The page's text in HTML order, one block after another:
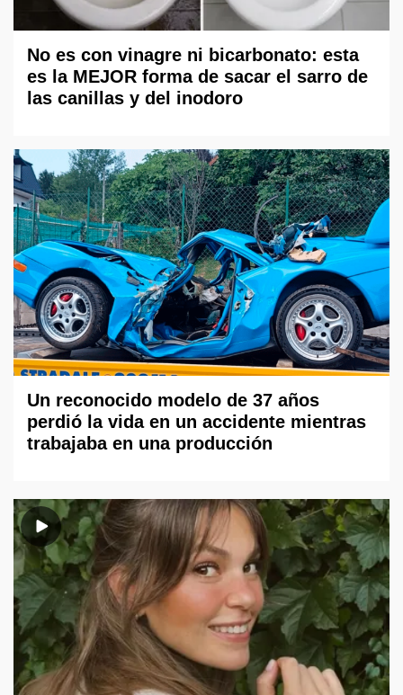
No es con vinagre ni bicarbonato: esta
es la MEJOR forma de sacar el sarro de
las canillas y del inodoro
Un reconocido modelo de 37 años
perdió la vida en un accidente mientras
trabajaba en una producción